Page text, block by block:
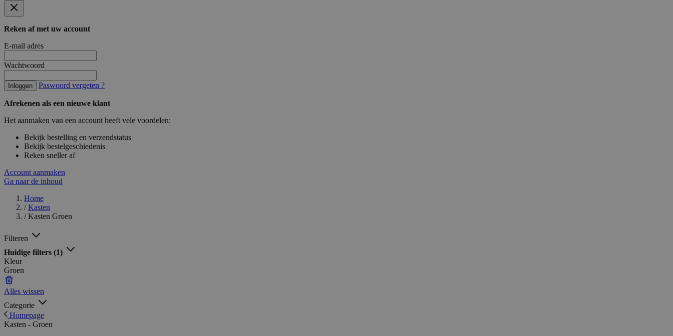
Reken af met uw account
E-mail adres
Wachtwoord
Inloggen Paswoord vergeten ?
Afrekenen als een nieuwe klant
Het aanmaken van een account heeft vele voordelen:
Bekijk bestelling en verzendstatus
Bekijk bestelgeschiedenis
Reken sneller af
Account aanmaken
Ga naar de inhoud
Home
/ Kasten
/ Kasten Groen
Filteren
Huidige filters (1)
Kleur
Groen
Alles wissen
Categorie
Homepage
Kasten - Groen